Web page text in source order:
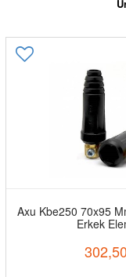
Axu Kbe250 70x95
Erkek
302,50